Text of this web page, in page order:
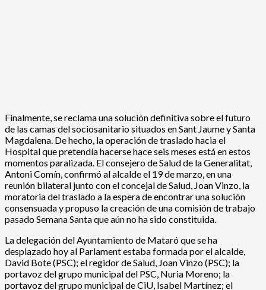
Finalmente, se reclama una solución definitiva sobre el futuro
de las camas del sociosanitario situados en Sant Jaume y Santa
Magdalena. De hecho, la operación de traslado hacia el
Hospital que pretendía hacerse hace seis meses está en estos
momentos paralizada. El consejero de Salud de la Generalitat,
Antoni Comín, confirmó al alcalde el 19 de marzo, en una
reunión bilateral junto con el concejal de Salud, Joan Vinzo, la
moratoria del traslado a la espera de encontrar una solución
consensuada y propuso la creación de una comisión de trabajo
pasado Semana Santa que aún no ha sido constituida.
La delegación del Ayuntamiento de Mataró que se ha
desplazado hoy al Parlament estaba formada por el alcalde,
David Bote (PSC); el regidor de Salud, Joan Vinzo (PSC); la
portavoz del grupo municipal del PSC, Nuria Moreno; la
portavoz del grupo municipal de CiU, Isabel Martínez; el